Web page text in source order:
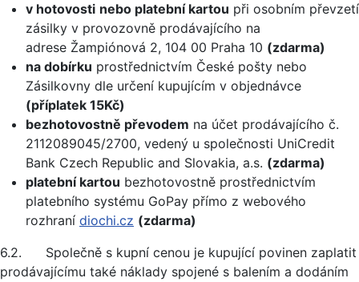
v hotovosti nebo platební kartou při osobním převzetí
zásilky v provozovně prodávajícího na
adrese Žampiónová 2, 104 00 Praha 10 (zdarma)
na dobírku prostřednictvím České pošty nebo
Zásilkovny dle určení kupujícím v objednávce
(příplatek 15Kč)
bezhotovostně převodem na účet prodávajícího č.
2112089045/2700, vedený u společnosti UniCredit
Bank Czech Republic and Slovakia, a.s. (zdarma)
platební kartou bezhotovostně prostřednictvím
platebního systému GoPay přímo z webového
rozhraní diochi.cz (zdarma)
6.2. Společně s kupní cenou je kupující povinen zaplatit
prodávajícímu také náklady spojené s balením a dodáním